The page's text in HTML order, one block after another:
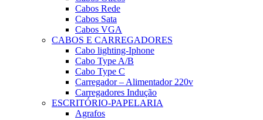
Cabos Rede
Cabos Sata
Cabos VGA
CABOS E CARREGADORES
Cabo lighting-Iphone
Cabo Type A/B
Cabo Type C
Carregador – Alimentador 220v
Carregadores Indução
ESCRITÓRIO-PAPELARIA
Agrafos